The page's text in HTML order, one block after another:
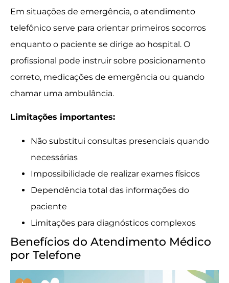
Em situações de emergência, o atendimento
telefônico serve para orientar primeiros socorros
enquanto o paciente se dirige ao hospital. O
profissional pode instruir sobre posicionamento
correto, medicações de emergência ou quando
chamar uma ambulância.
Limitações importantes:
Não substitui consultas presenciais quando
necessárias
Impossibilidade de realizar exames físicos
Dependência total das informações do
paciente
Limitações para diagnósticos complexos
Benefícios do Atendimento Médico
por Telefone